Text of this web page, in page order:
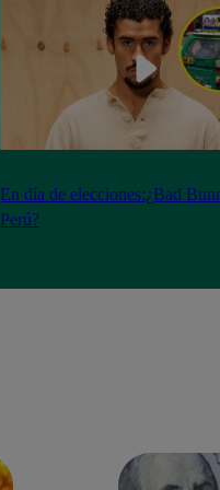
En día de elecciones:¿Bad
Perú?